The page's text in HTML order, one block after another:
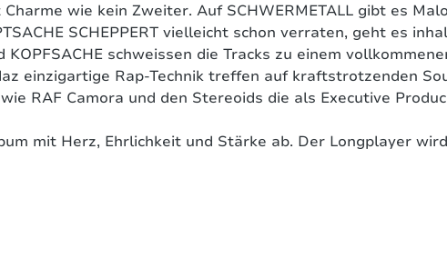
wie kein Zweiter. Auf SCHWERMETALL gibt es
SCHEPPERT vielleicht schon verraten, geht es
KOPFSACHE schweissen die Tracks zu einem
einzigartige Rap-Technik treffen auf kraftstrotzenden
RAF Camora und den Stereoids die als Executive
mit Herz, Ehrlichkeit und Stärke ab. Der Longplayer